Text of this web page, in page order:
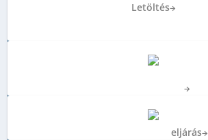
Letöltés→
→
eljárás→